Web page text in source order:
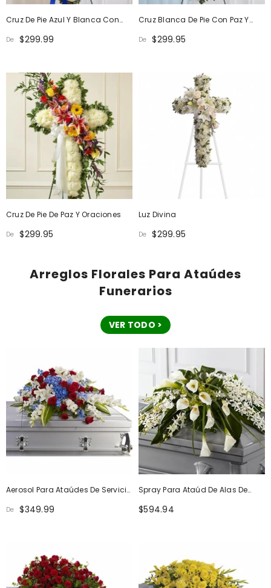
Cruz De Pie Azul Y Blanca Con
Paz Y Oraciones
De $299.99
Cruz Blanca De Pie Con Paz Y
Oraciones
De $299.95
Cruz De Pie De Paz Y Oraciones
De $299.95
Luz Divina
De $299.95
Arreglos Florales Para Ataúdes
Funerarios
VER TODO >
Aerosol Para Ataúdes De Servicio
Distinguido
De $349.99
Spray Para Ataúd De Alas De
Ángel
$594.94